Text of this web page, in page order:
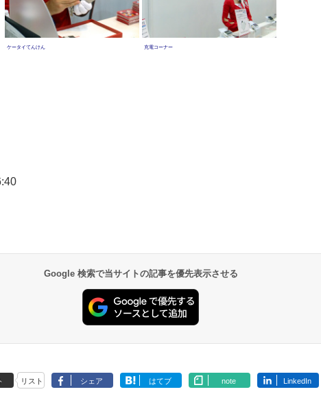
ケータイてんけん 充電コーナー
Google 検索で当サイトの記事を優先表示させる
リスト シェア はてブ note LinkedIn